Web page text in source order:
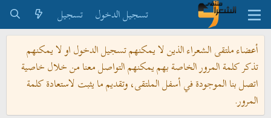
تسجيل الدخول
تسجيل
أعضاء ملتقى الشعراء الذين لا يمكنهم تسجيل الدخول او لا يمكنهم
تذكر كلمة المرور الخاصة بهم يمكنهم التواصل معنا من خلال خاصية
اتصل بنا الموجودة في أسفل الملتقى، وتقديم ما يثبت لاستعادة كلمة
المرور.